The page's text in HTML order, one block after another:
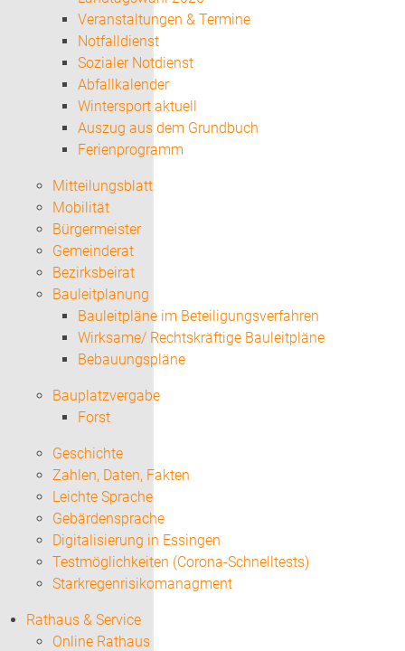
Veranstaltungen & Termine
Notfalldienst
Sozialer Notdienst
Abfallkalender
Wintersport aktuell
Auszug aus dem Grundbuch
Ferienprogramm
Mitteilungsblatt
Mobilität
Bürgermeister
Gemeinderat
Bezirksbeirat
Bauleitplanung
Bauleitpläne im Beteiligungsverfahren
Wirksame/ Rechtskräftige Bauleitpläne
Bebauungspläne
Bauplatzvergabe
Forst
Geschichte
Zahlen, Daten, Fakten
Leichte Sprache
Gebärdensprache
Digitalisierung in Essingen
Testmöglichkeiten (Corona-Schnelltests)
Starkregenrisikomanagment
Rathaus & Service
Online Rathaus